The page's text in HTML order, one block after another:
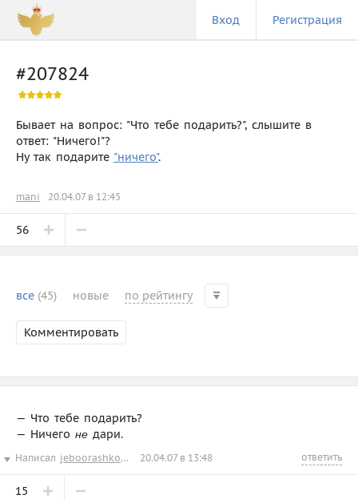
Вход Регистрация
#207824
Бывает на вопрос: "Что тебе подарить?", слышите в
ответ: "Ничего!"?
Ну так подарите "ничего".
mani 20.04.07 в 12:45
56
все (45) новые по рейтингу
Комментировать
— Что тебе подарить?
— Ничего не дари.
Написал jeboorashkong 20.04.07 в 13:48 ответить
15